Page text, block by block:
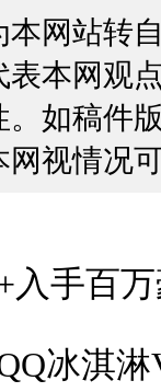
网站转
本网观
如稿件
视情况
入手百
冰淇